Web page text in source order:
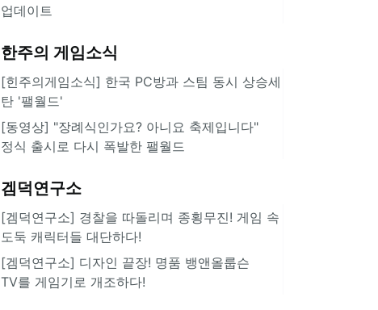
업데이트
한주의 게임소식
[힌주의게임소식] 한국 PC방과 스팀 동시 상승세
탄 '팰월드'
[동영상] "장례식인가요? 아니요 축제입니다"
정식 출시로 다시 폭발한 팰월드
겜덕연구소
[겜덕연구소] 경찰을 따돌리며 종횡무진! 게임 속
도둑 캐릭터들 대단하다!
[겜덕연구소] 디자인 끝장! 명품 뱅앤올룹슨
TV를 게임기로 개조하다!